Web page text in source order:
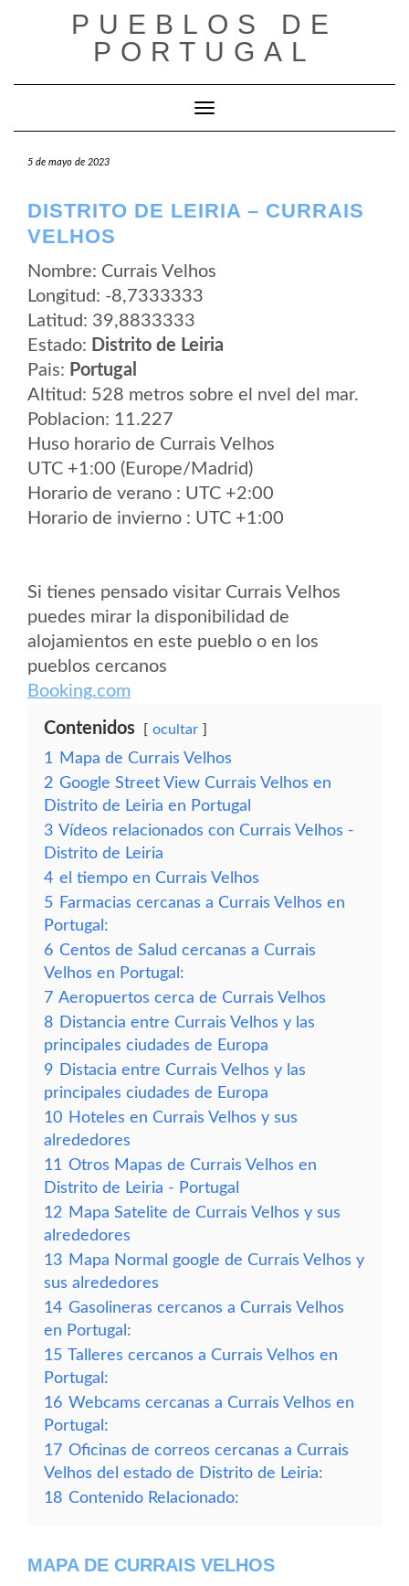
PUEBLOS DE
PORTUGAL
Cambiar modo de navegación
5 de mayo de 2023
DISTRITO DE LEIRIA – CURRAIS
VELHOS
Nombre: Currais Velhos
Longitud: -8,7333333
Latitud: 39,8833333
Estado: Distrito de Leiria
Pais: Portugal
Altitud: 528 metros sobre el nvel del mar.
Poblacion: 11.227
Huso horario de Currais Velhos
UTC +1:00 (Europe/Madrid)
Horario de verano : UTC +2:00
Horario de invierno : UTC +1:00
Si tienes pensado visitar Currais Velhos
puedes mirar la disponibilidad de
alojamientos en este pueblo o en los
pueblos cercanos
Booking.com
Contenidos ocultar
1
Mapa de Currais Velhos
2 Google Street View Currais Velhos en
Distrito de Leiria en Portugal
3 Vídeos relacionados con Currais Velhos -
Distrito de Leiria
4 el tiempo en Currais Velhos
5 Farmacias cercanas a Currais Velhos en
Portugal:
6 Centos de Salud cercanas a Currais
Velhos en Portugal:
7 Aeropuertos cerca de Currais Velhos
8 Distancia entre Currais Velhos y las
principales ciudades de Europa
9 Distacia entre Currais Velhos y las
principales ciudades de Europa
10 Hoteles en Currais Velhos y sus
alrededores
11 Otros Mapas de Currais Velhos en
Distrito de Leiria - Portugal
12 Mapa Satelite de Currais Velhos y sus
alrededores
13 Mapa Normal google de Currais Velhos y
sus alrededores
14 Gasolineras cercanos a Currais Velhos
en Portugal:
15 Talleres cercanos a Currais Velhos en
Portugal:
16 Webcams cercanas a Currais Velhos en
Portugal:
17 Oficinas de correos cercanas a Currais
Velhos del estado de Distrito de Leiria:
18 Contenido Relacionado:
MAPA DE CURRAIS VELHOS